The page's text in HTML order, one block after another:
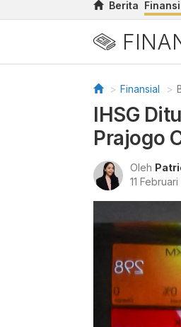
Berita
Finansial
IHSG
Prajogo
Oleh
11